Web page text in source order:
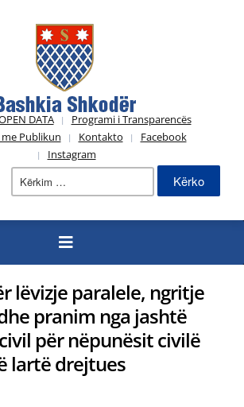
DATA
Programi i Transparencës
Publikun
Kontakto
Facebook
Instagram
Kërko
lëvizje paralele, ngritje
pranim nga jashtë
për nëpunësit civilë
lartë drejtues